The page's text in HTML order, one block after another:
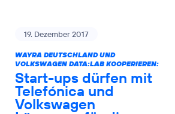
19. Dezember 2017
WAYRA DEUTSCHLAND UND
VOLKSWAGEN DATA:LAB KOOPERIEREN:
Start-ups dürfen mit
Telefónica und
Volkswagen